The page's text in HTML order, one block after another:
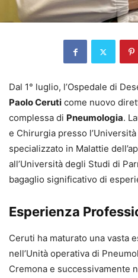
Dal 1° luglio, l’Ospedale di
Paolo Ceruti come nuovo
complessa di Pneumologia.
e Chirurgia presso
specializzato in Malattie
all’Università degli Studi di
bagaglio significativo di
Esperienza
Ceruti ha maturato una vasta
nell’Unità operativa di
Cremona e successivamente